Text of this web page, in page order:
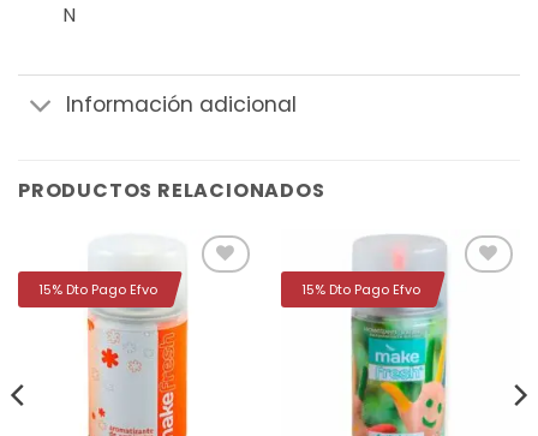
N
Información adicional
PRODUCTOS RELACIONADOS
15% Dto Pago Efvo 15% Dto Pago Efvo